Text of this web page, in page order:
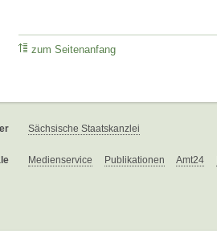
zum Seitenanfang
Sächsische Staatskanzlei
Medienservice Publikationen Amt24